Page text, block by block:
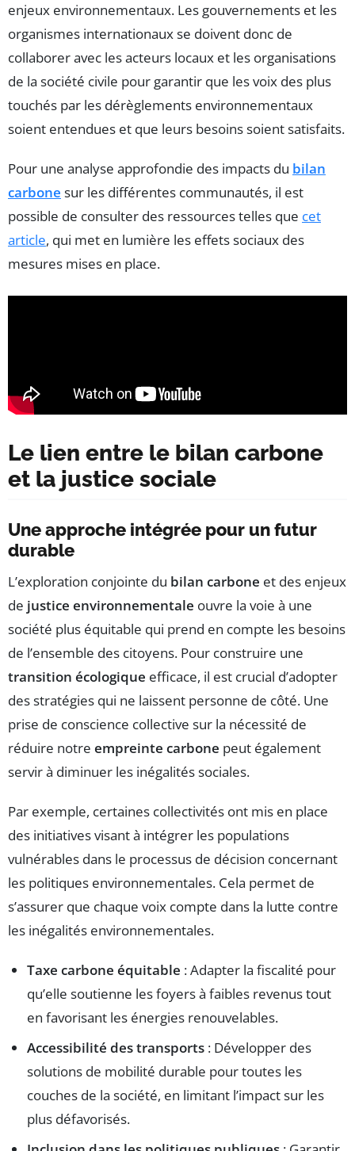
enjeux environnementaux. Les gouvernements et les
organismes internationaux se doivent donc de
collaborer avec les acteurs locaux et les organisations
de la société civile pour garantir que les voix des plus
touchés par les dérèglements environnementaux
soient entendues et que leurs besoins soient satisfaits.
Pour une analyse approfondie des impacts du bilan
carbone sur les différentes communautés, il est
possible de consulter des ressources telles que cet
article, qui met en lumière les effets sociaux des
mesures mises en place.
Le lien entre le bilan carbone
et la justice sociale
Une approche intégrée pour un futur
durable
L’exploration conjointe du bilan carbone et des enjeux
de justice environnementale ouvre la voie à une
société plus équitable qui prend en compte les besoins
de l’ensemble des citoyens. Pour construire une
transition écologique efficace, il est crucial d’adopter
des stratégies qui ne laissent personne de côté. Une
prise de conscience collective sur la nécessité de
réduire notre empreinte carbone peut également
servir à diminuer les inégalités sociales.
Par exemple, certaines collectivités ont mis en place
des initiatives visant à intégrer les populations
vulnérables dans le processus de décision concernant
les politiques environnementales. Cela permet de
s’assurer que chaque voix compte dans la lutte contre
les inégalités environnementales.
Taxe carbone équitable : Adapter la fiscalité pour
qu’elle soutienne les foyers à faibles revenus tout
en favorisant les énergies renouvelables.
Accessibilité des transports : Développer des
solutions de mobilité durable pour toutes les
couches de la société, en limitant l’impact sur les
plus défavorisés.